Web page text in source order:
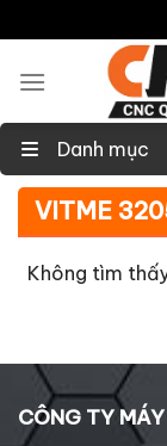
to
content
Danh mục
VITME
Không tìm
CÔNG TY